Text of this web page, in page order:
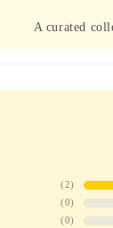
A curated
(
2
)
(
0
)
(
0
)